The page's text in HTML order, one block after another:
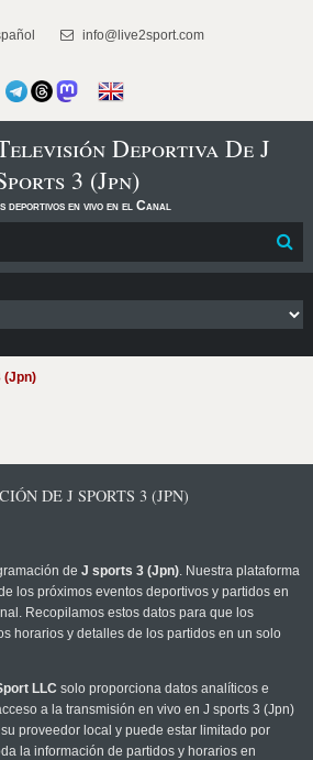
info@live2sport.com
Deportiva De J
3 (Jpn)
deportivos en vivo en el Canal
(Jpn)
DE J SPORTS 3 (JPN)
de J sports 3 (Jpn). Nuestra plataforma
los próximos eventos deportivos y partidos en
Recopilamos estos datos para que los
horarios y detalles de los partidos en un solo
LLC solo proporciona datos analíticos e
a la transmisión en vivo en J sports 3 (Jpn)
proveedor local y puede estar limitado por
la información de partidos y horarios en